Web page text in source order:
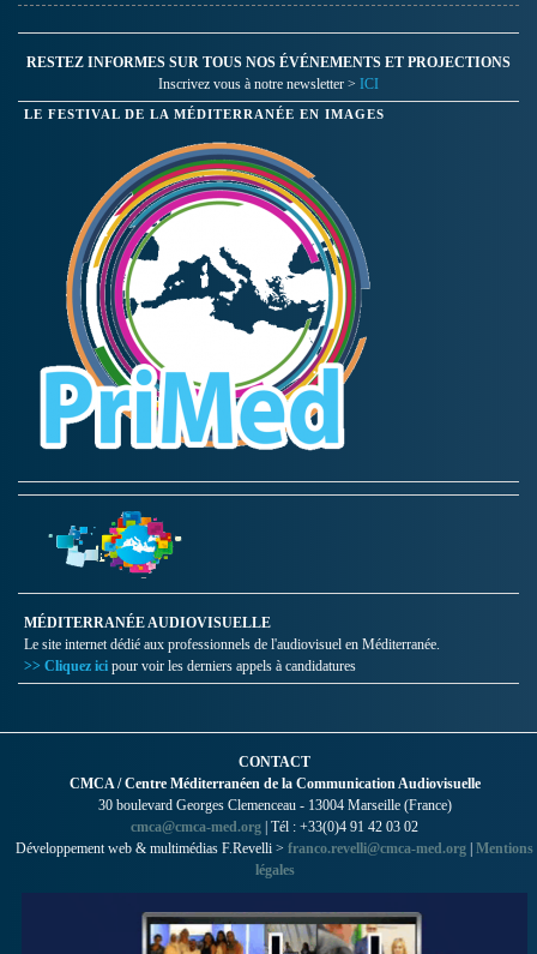
RESTEZ INFORMES SUR TOUS NOS ÉVÉNEMENTS ET PROJECTIONS
Inscrivez vous à notre newsletter > ICI
LE FESTIVAL DE LA MÉDITERRANÉE EN IMAGES
MÉDITERRANÉE AUDIOVISUELLE
Le site internet dédié aux professionnels de l'audiovisuel en Méditerranée.
>> Cliquez ici pour voir les derniers appels à candidatures
CONTACT
CMCA / Centre Méditerranéen de la Communication Audiovisuelle
30 boulevard Georges Clemenceau - 13004 Marseille (France)
cmca@cmca-med.org | Tél : +33(0)4 91 42 03 02
Développement web & multimédias F.Revelli > franco.revelli@cmca-med.org Mentions
légales